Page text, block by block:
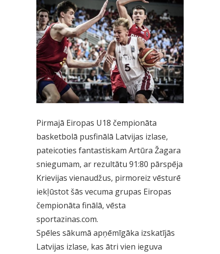
Pirmajā Eiropas U18 čempionāta
basketbolā pusfinālā Latvijas izlase,
pateicoties fantastiskam Artūra Žagara
sniegumam, ar rezultātu 91:80 pārspēja
Krievijas vienaudžus, pirmoreiz vēsturē
iekļūstot šās vecuma grupas Eiropas
čempionāta finālā, vēsta
sportazinas.com.
Spēles sākumā apņēmīgāka izskatījās
Latvijas izlase, kas ātri vien ieguva